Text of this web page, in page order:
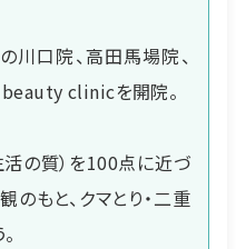
川口院、高田馬場院、
clinicを開院。
の質）を100点に近づ
のもと、クマとり・二重